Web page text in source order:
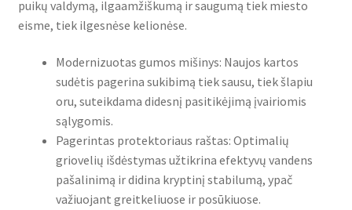
puikų valdymą, ilgaamžiškumą ir saugumą tiek miesto
eisme, tiek ilgesnėse kelionėse.
Modernizuotas gumos mišinys: Naujos kartos
sudėtis pagerina sukibimą tiek sausu, tiek šlapiu
oru, suteikdama didesnį pasitikėjimą įvairiomis
sąlygomis.
Pagerintas protektoriaus raštas: Optimalių
griovelių išdėstymas užtikrina efektyvų vandens
pašalinimą ir didina kryptinį stabilumą, ypač
važiuojant greitkeliuose ir posūkiuose.